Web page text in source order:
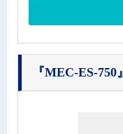
『MEC-ES-750』